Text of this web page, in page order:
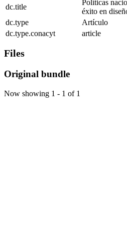
dc.title
Políticas
éxito en
dc.type
Artículo
dc.type.conacyt
article
Files
Original bundle
Now showing 1 - 1 of 1